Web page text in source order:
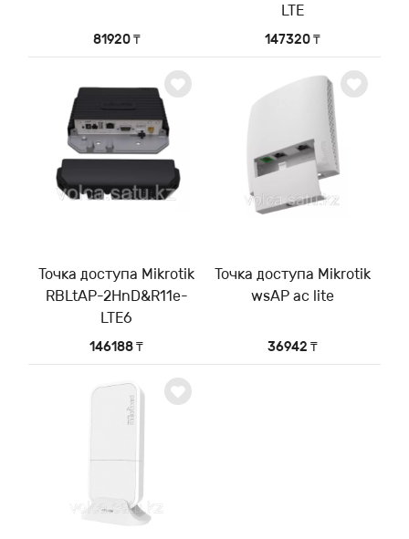
81920 ₸
LTE
147320 ₸
Точка доступа Mikrotik
RBLtAP-2HnD&R11e-
LTE6
146188 ₸
Точка доступа Mikrotik
wsAP ac lite
36942 ₸